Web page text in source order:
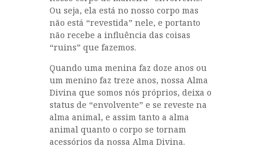
Ou seja, ela está no nosso corpo mas
não está “revestida” nele, e portanto
não recebe a influência das coisas
“ruins” que fazemos.
Quando uma menina faz doze anos ou
um menino faz treze anos, nossa Alma
Divina que somos nós próprios, deixa o
status de “envolvente” e se reveste na
alma animal, e assim tanto a alma
animal quanto o corpo se tornam
acessórios da nossa Alma Divina.